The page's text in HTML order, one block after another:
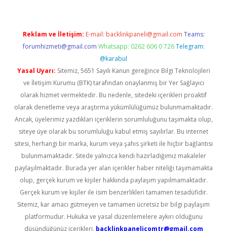
Reklam ve İletişim: E-mail: backlinkpaneli@gmail.com Teams:
forumhizmeti@gmail.com Whatsapp: 0262 606 0 726 Telegram:
@karabul
Yasal Uyarı: Sitemiz, 5651 Sayılı Kanun gereğince Bilgi Teknolojileri
ve İletişim Kurumu (BTK) tarafından onaylanmış bir Yer Sağlayıcı
olarak hizmet vermektedir. Bu nedenle, sitedeki içerikleri proaktif
olarak denetleme veya araştırma yükümlülüğümüz bulunmamaktadır.
Ancak, üyelerimiz yazdıkları içeriklerin sorumluluğunu taşımakta olup,
siteye üye olarak bu sorumluluğu kabul etmiş sayılırlar. Bu internet
sitesi, herhangi bir marka, kurum veya şahıs şirketi ile hiçbir bağlantısı
bulunmamaktadır. Sitede yalnızca kendi hazırladığımız makaleler
paylaşılmaktadır. Burada yer alan içerikler haber niteliği taşımamakta
olup, gerçek kurum ve kişiler hakkında paylaşım yapılmamaktadır.
Gerçek kurum ve kişiler ile isim benzerlikleri tamamen tesadüfidir.
Sitemiz, kar amacı gütmeyen ve tamamen ücretsiz bir bilgi paylaşım
platformudur. Hukuka ve yasal düzenlemelere aykırı olduğunu
düşündüğünüz içerikleri, backlinkpanelicomtr@gmail.com